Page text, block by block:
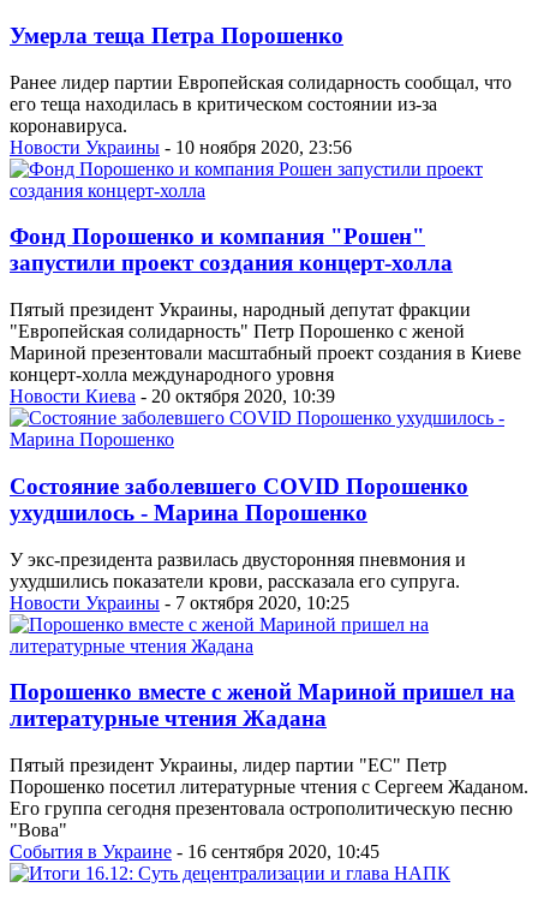
Умерла теща Петра Порошенко
Ранее лидер партии Европейская солидарность сообщал, что
его теща находилась в критическом состоянии из-за
коронавируса.
Новости Украины - 10 ноября 2020, 23:56
Фонд Порошенко и компания "Рошен"
запустили проект создания концерт-холла
Пятый президент Украины, народный депутат фракции
"Европейская солидарность" Петр Порошенко с женой
Мариной презентовали масштабный проект создания в Киеве
концерт-холла международного уровня
Новости Киева - 20 октября 2020, 10:39
Состояние заболевшего COVID Порошенко
ухудшилось - Марина Порошенко
У экс-президента развилась двусторонняя пневмония и
ухудшились показатели крови, рассказала его супруга.
Новости Украины - 7 октября 2020, 10:25
Порошенко вместе с женой Мариной пришел на
литературные чтения Жадана
Пятый президент Украины, лидер партии "ЕС" Петр
Порошенко посетил литературные чтения с Сергеем Жаданом.
Его группа сегодня презентовала острополитическую песню
"Вова"
События в Украине - 16 сентября 2020, 10:45